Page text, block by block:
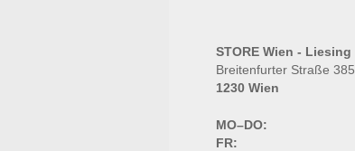
STORE Wien - Liesing
Breitenfurter Straße 385
1230 Wien
MO–DO:
FR: